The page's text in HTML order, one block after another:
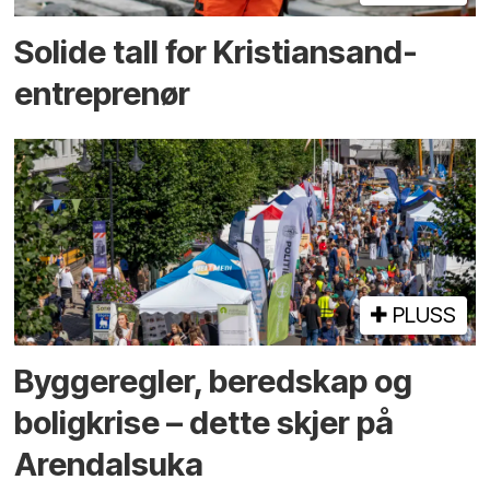
Solide tall for Kristiansand-
entreprenør
PLUSS
Bygge­regler, beredskap og
bolig­krise – dette skjer på
Arendals­uka